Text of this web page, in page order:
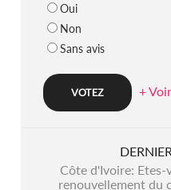
Oui
Non
Sans avis
+
Côte d'Ivoire:
renouvellement du